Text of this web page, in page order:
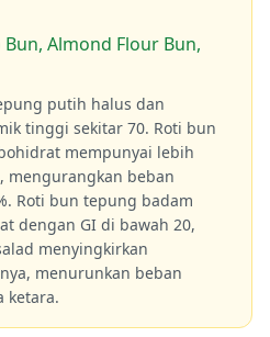
Almond Flour Bun,
putih halus dan
tinggi sekitar 70. Roti bun
mempunyai lebih
mengurangkan beban
Roti bun tepung badam
dengan GI di bawah 20,
menyingkirkan
menurunkan beban
ketara.